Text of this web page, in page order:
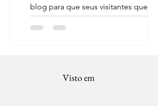
blog para que seus visitantes queiram
ler mais. Bem-vindo ao seu...
Visto em